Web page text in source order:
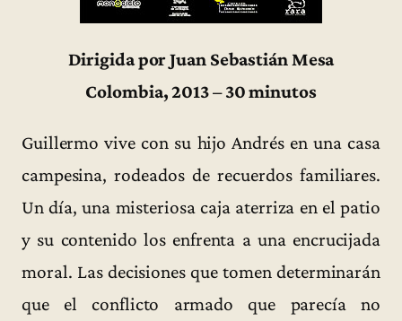
Dirigida por Juan Sebastián Mesa
Colombia, 2013 – 30 minutos
Guillermo vive con su hijo Andrés en una casa
campesina, rodeados de recuerdos familiares.
Un día, una misteriosa caja aterriza en el patio
y su contenido los enfrenta a una encrucijada
moral. Las decisiones que tomen determinarán
que el conflicto armado que parecía no